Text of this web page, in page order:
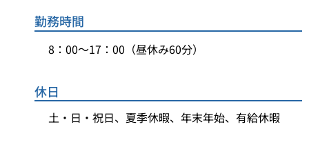
勤務時間
8：00～17：00（昼休み60分）
休日
土・日・祝日、夏季休暇、年末年始、有給休暇